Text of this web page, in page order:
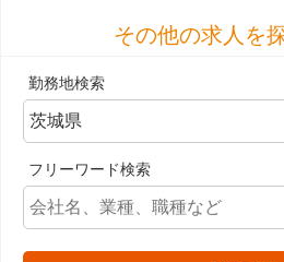
その他の求人を
勤務地検索
フリーワード検索